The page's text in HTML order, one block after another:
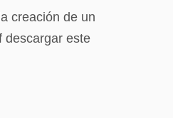
creación de un
descargar este